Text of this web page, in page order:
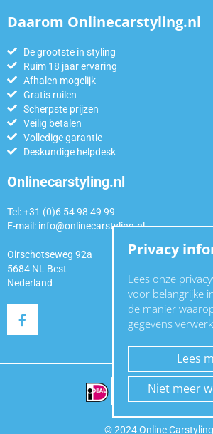
Daarom Onlinecarstyling.nl
De grootste in styling
Ruim 18 jaar ervaring
Afhalen mogelijk
Gratis ruilen
Scherpste prijzen
Veilig betalen
Volledige garantie
Deskundige helpdesk
Onlinecarstyling.nl
Tel: +31 (0)6 54 98 49 99
E-mail: info@onlinecarstyling.nl
Oirschotseweg 92a
5684 NL Best
Nederland
© 2024 Online Carstyling
Privacy
Lees onze
voor belangrijke
de manier
gegevens
Lees
Niet meer